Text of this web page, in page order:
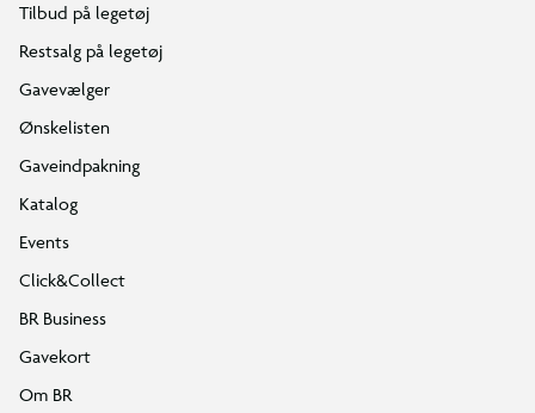
Tilbud på legetøj
Restsalg på legetøj
Gavevælger
Ønskelisten
Gaveindpakning
Katalog
Events
Click&Collect
BR Business
Gavekort
Om BR